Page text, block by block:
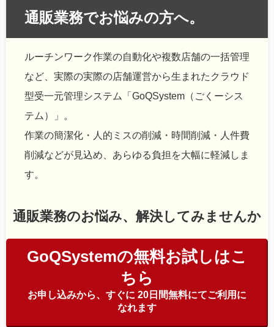
通販業務でお悩みの方へ。
ルーチンワーク作業の自動化や複数店舗の一括管理
など、実際の実際の店舗運営から生まれたクラウド
型受一元管理システム「GoQSystem（ごくーシス
テム）」。
作業の簡潔化・人的ミスの削減・時間削減・人件費
削減などが見込め、あらゆる負担を大幅に軽減しま
す。
通販業務のお悩み、解決してみませんか
GoQSystemの無料お試しはこ
ちら
お申し込みから、すぐに 20日間無料にてご利用に
なれます